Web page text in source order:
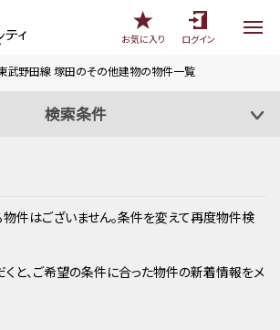
お気に入り
ログイン
武野田線 塚田のその他建物の物件一覧
検索条件
件はございません。条件を変えて再度物件検
と、ご希望の条件に合った物件の新着情報をメ